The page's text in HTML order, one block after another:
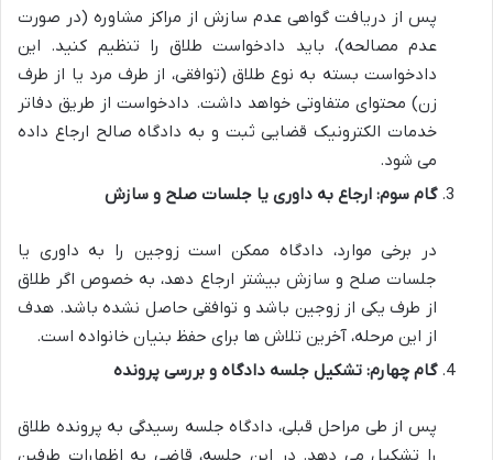
پس از دریافت گواهی عدم سازش از مراکز مشاوره (در صورت
عدم مصالحه)، باید دادخواست طلاق را تنظیم کنید. این
دادخواست بسته به نوع طلاق (توافقی، از طرف مرد یا از طرف
زن) محتوای متفاوتی خواهد داشت. دادخواست از طریق دفاتر
خدمات الکترونیک قضایی ثبت و به دادگاه صالح ارجاع داده
می شود.
گام سوم: ارجاع به داوری یا جلسات صلح و سازش
در برخی موارد، دادگاه ممکن است زوجین را به داوری یا
جلسات صلح و سازش بیشتر ارجاع دهد، به خصوص اگر طلاق
از طرف یکی از زوجین باشد و توافقی حاصل نشده باشد. هدف
از این مرحله، آخرین تلاش ها برای حفظ بنیان خانواده است.
گام چهارم: تشکیل جلسه دادگاه و بررسی پرونده
پس از طی مراحل قبلی، دادگاه جلسه رسیدگی به پرونده طلاق